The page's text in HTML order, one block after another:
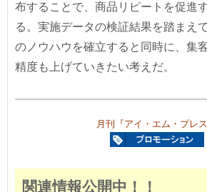
布することで、商品リピートを促進
る。実施データの検証結果を踏まえ
のノウハウを確立すると同時に、集
精度も上げていきたい考えだ。
月刊『アイ・エム・プレ
関連情報公開中！！